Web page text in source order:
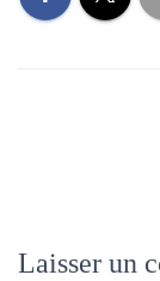
Laisser un